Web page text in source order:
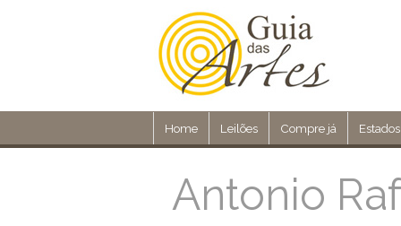
Home Leilões Compre já Estados
Antonio